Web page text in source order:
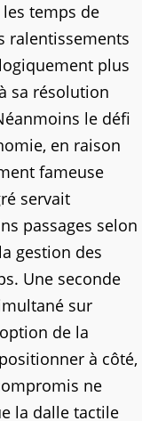
temps de
ralentissements
plus
sa résolution
le défi
en raison
fameuse
servait
passages selon
gestion des
Une seconde
sur
de la
à côté,
ne
la dalle tactile